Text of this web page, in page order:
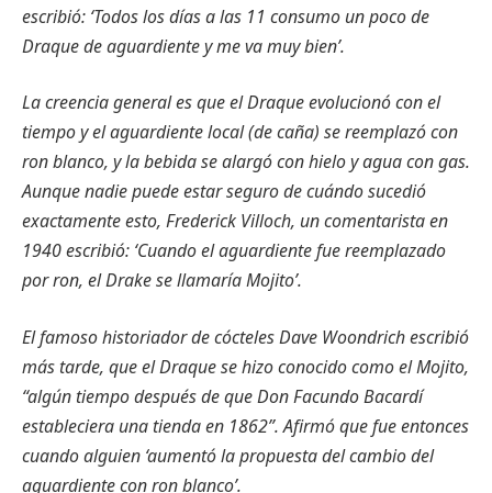
escribió: ‘Todos los días a las 11 consumo un poco de
Draque de aguardiente y me va muy bien’.
La creencia general es que el Draque evolucionó con el
tiempo y el aguardiente local (de caña) se reemplazó con
ron blanco, y la bebida se alargó con hielo y agua con gas.
Aunque nadie puede estar seguro de cuándo sucedió
exactamente esto, Frederick Villoch, un comentarista en
1940 escribió: ‘Cuando el aguardiente fue reemplazado
por ron, el Drake se llamaría Mojito’.
El famoso historiador de cócteles Dave Woondrich escribió
más tarde, que el Draque se hizo conocido como el Mojito,
“algún tiempo después de que Don Facundo Bacardí
estableciera una tienda en 1862”. Afirmó que fue entonces
cuando alguien ‘aumentó la propuesta del cambio del
aguardiente con ron blanco’.